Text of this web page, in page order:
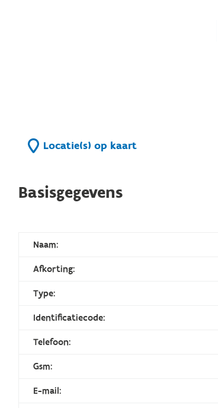
Locatie(s) op kaart
Basisgegevens
Naam:
Afkorting:
Type:
Identificatiecode:
Telefoon:
Gsm:
E-mail: